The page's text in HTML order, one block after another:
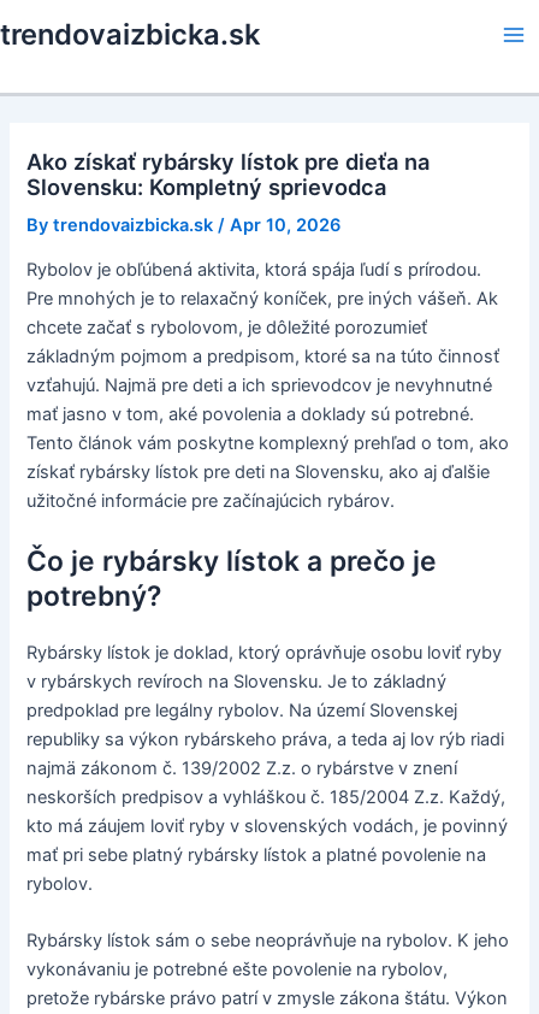
to
trendovaizbicka.sk
Ako získať rybársky lístok pre dieťa na
Slovensku: Kompletný sprievodca
Bytrendovaizbicka.sk /Apr 10, 2026
Rybolov je obľúbená aktivita, ktorá spája ľudí s prírodou.
Pre mnohých je to relaxačný koníček, pre iných vášeň. Ak
chcete začať s rybolovom, je dôležité porozumieť
základným pojmom a predpisom, ktoré sa na túto činnosť
vzťahujú. Najmä pre deti a ich sprievodcov je nevyhnutné
mať jasno v tom, aké povolenia a doklady sú potrebné.
Tento článok vám poskytne komplexný prehľad o tom, ako
získať rybársky lístok pre deti na Slovensku, ako aj ďalšie
užitočné informácie pre začínajúcich rybárov.
Čo je rybársky lístok a prečo je
potrebný?
Rybársky lístok je doklad, ktorý oprávňuje osobu loviť ryby
v rybárskych revíroch na Slovensku. Je to základný
predpoklad pre legálny rybolov. Na území Slovenskej
republiky sa výkon rybárskeho práva, a teda aj lov rýb riadi
najmä zákonom č. 139/2002 Z.z. o rybárstve v znení
neskorších predpisov a vyhláškou č. 185/2004 Z.z. Každý,
kto má záujem loviť ryby v slovenských vodách, je povinný
mať pri sebe platný rybársky lístok a platné povolenie na
rybolov.
Rybársky lístok sám o sebe neoprávňuje na rybolov. K jeho
vykonávaniu je potrebné ešte povolenie na rybolov,
pretože rybárske právo patrí v zmysle zákona štátu. Výkon